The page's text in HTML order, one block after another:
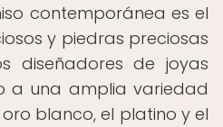
contemporánea es el
y piedras preciosas
diseñadores de joyas
a una amplia variedad
blanco, el platino y el